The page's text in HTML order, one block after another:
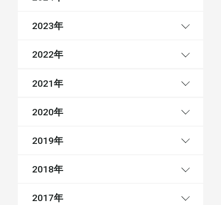
2023年
2022年
2021年
2020年
2019年
2018年
2017年